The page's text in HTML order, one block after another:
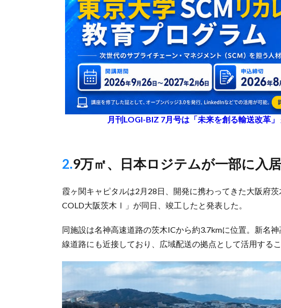
月刊LOGI-BIZ 7月号は「未来を創る輸送改革
2.9万㎡、日本ロジテムが一部に入
霞ヶ関キャピタルは2月28日、開発に携わってきた大阪府
COLD大阪茨木Ⅰ」が同日、竣工したと発表した。
同施設は名神高速道路の茨木ICから約3.7kmに位置。新名
線道路にも近接しており、広域配送の拠点として活用する